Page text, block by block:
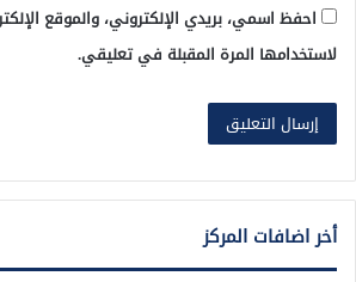
احفظ اسمي، بريدي الإلكتروني، والموقع
لاستخدامها المرة المقبلة في تعليقي.
أخر اضافات المركز